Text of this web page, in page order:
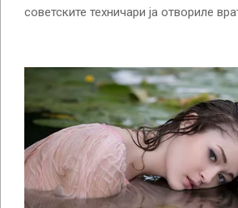
советските техничари ја отвориле